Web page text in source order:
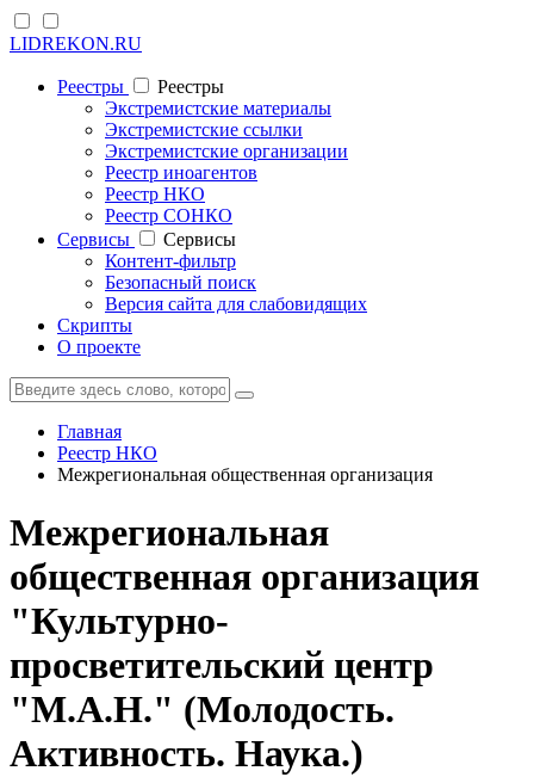
LIDREKON.RU
Реестры
Реестры
Экстремистские материалы
Экстремистские ссылки
Экстремистские организации
Реестр иноагентов
Реестр НКО
Реестр СОНКО
Cервисы
Cервисы
Контент-фильтр
Безопасный поиск
Версия сайта для слабовидящих
Скрипты
О проекте
Главная
Реестр НКО
Межрегиональная общественная организация
Межрегиональная
общественная организация
"Культурно-
просветительский центр
"М.А.Н." (Молодость.
Активность. Наука.)